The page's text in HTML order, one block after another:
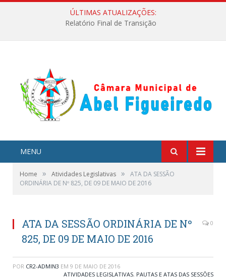
ÚLTIMAS ATUALIZAÇÕES:
Relatório Final de Transição
MENU
Home » Atividades Legislativas »
ATA DA SESSÃO
ORDINÁRIA DE Nº 825, DE 09 DE MAIO DE 2016
ATA DA SESSÃO ORDINÁRIA DE Nº
825, DE 09 DE MAIO DE 2016
0
POR CR2-ADMIN3 EM 9 DE MAIO DE 2016
ATIVIDADES LEGISLATIVAS, PAUTAS E ATAS DAS SESSÕES